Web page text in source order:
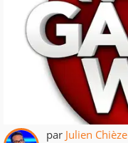
par Julien Chièze